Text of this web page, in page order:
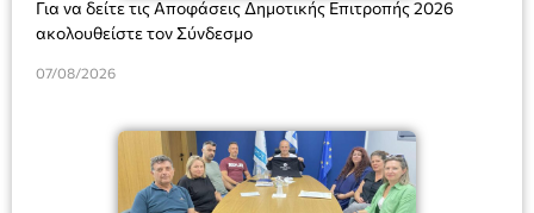
Για να δείτε τις Αποφάσεις Δημοτικής Επιτροπής 2026
ακολουθείστε τον Σύνδεσμο
07/08/2026